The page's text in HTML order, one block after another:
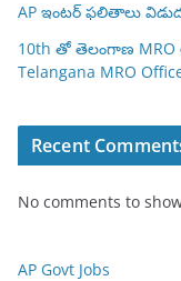
AP ఇంటర్ ఫలితాలు
10th తో తెలంగాణ
Telangana MRO
Recent
No comments to
AP Govt Jobs